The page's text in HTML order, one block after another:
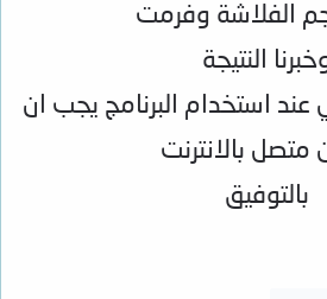
الفلاشة وفرمت
النتيجة
استخدام البرنامج يجب ان
متصل بالانترنت
بالتوفيق